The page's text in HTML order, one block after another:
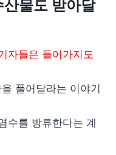
물도 받아달
자들은 들어가지도
풀어달라는 이야기
수를 방류한다는 계